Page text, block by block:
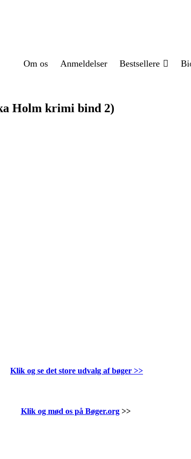
Om os Anmeldelser Bestsellere
Holm krimi bind 2)
Klik og se det store udvalg af bøger >>
Klik og mød os på Bøger.org>>